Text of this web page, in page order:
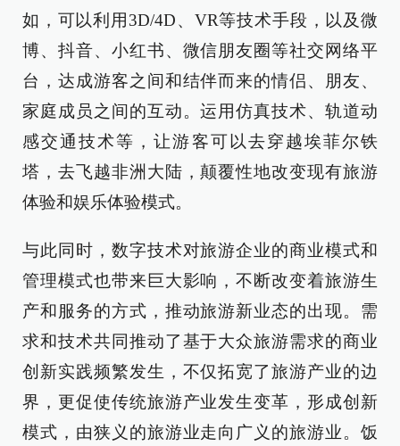
如，可以利用3D/4D、VR等技术手段，以及微
博、抖音、小红书、微信朋友圈等社交网络平
台，达成游客之间和结伴而来的情侣、朋友、
家庭成员之间的互动。运用仿真技术、轨道动
感交通技术等，让游客可以去穿越埃菲尔铁
塔，去飞越非洲大陆，颠覆性地改变现有旅游
体验和娱乐体验模式。
与此同时，数字技术对旅游企业的商业模式和
管理模式也带来巨大影响，不断改变着旅游生
产和服务的方式，推动旅游新业态的出现。需
求和技术共同推动了基于大众旅游需求的商业
创新实践频繁发生，不仅拓宽了旅游产业的边
界，更促使传统旅游产业发生变革，形成创新
模式，由狭义的旅游业走向广义的旅游业。饭